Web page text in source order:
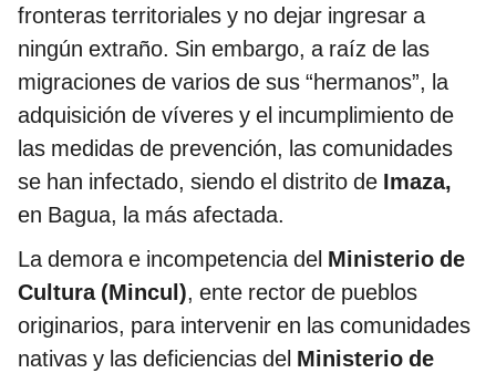
fronteras territoriales y no dejar ingresar a
ningún extraño. Sin embargo, a raíz de las
migraciones de varios de sus “hermanos”, la
adquisición de víveres y el incumplimiento de
las medidas de prevención, las comunidades
se han infectado, siendo el distrito de Imaza,
en Bagua, la más afectada.
La demora e incompetencia del Ministerio de
Cultura (Mincul), ente rector de pueblos
originarios, para intervenir en las comunidades
nativas y las deficiencias del Ministerio de